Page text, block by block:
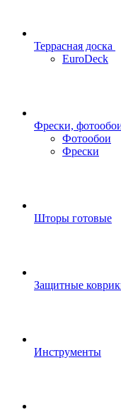
Террасная доска
EuroDeck
Фрески,
Фотообои
Фрески
Шторы готовые
Защитные
Инструменты